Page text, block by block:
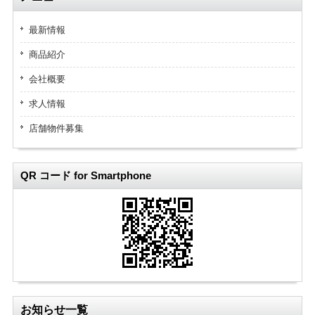
最新情報
商品紹介
会社概要
求人情報
店舗物件募集
QR コード for Smartphone
お知らせ一覧